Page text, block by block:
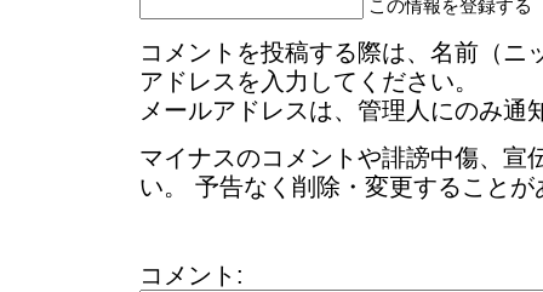
この情報を登録する
コメントを投稿する際は、名前（ニ
アドレスを入力してください。
メールアドレスは、管理人にのみ通
マイナスのコメントや誹謗中傷、宣
い。 予告なく削除・変更することが
コメント: